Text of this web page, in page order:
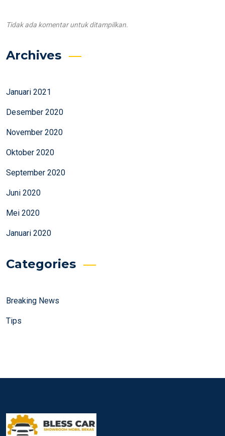
Tidak ada komentar untuk ditampilkan.
Archives
Januari 2021
Desember 2020
November 2020
Oktober 2020
September 2020
Juni 2020
Mei 2020
Januari 2020
Categories
Breaking News
Tips